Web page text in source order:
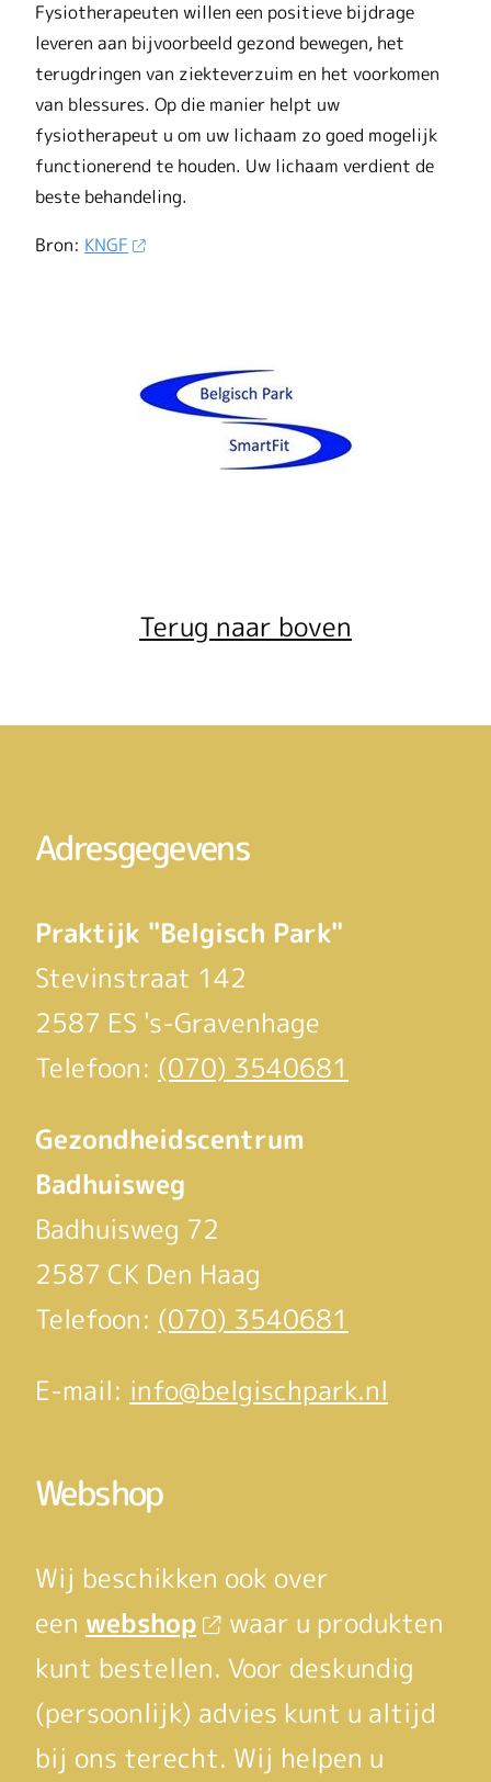
Fysiotherapeuten willen een positieve bijdrage
leveren aan bijvoorbeeld gezond bewegen, het
terugdringen van ziekteverzuim en het voorkomen
van blessures. Op die manier helpt uw
fysiotherapeut u om uw lichaam zo goed mogelijk
functionerend te houden. Uw lichaam verdient de
beste behandeling.
Bron: KNGF
Terug naar boven
Adresgegevens
Praktijk "Belgisch Park"
Stevinstraat 142
2587 ES 's-Gravenhage
Telefoon: (070) 3540681
Gezondheidscentrum
Badhuisweg
Badhuisweg 72
2587 CK Den Haag
Telefoon: (070) 3540681
E-mail: info@belgischpark.nl
Webshop
Wij beschikken ook over
een webshop
waar u produkten
kunt bestellen. Voor deskundig
(persoonlijk) advies kunt u altijd
bij ons terecht. Wij helpen u